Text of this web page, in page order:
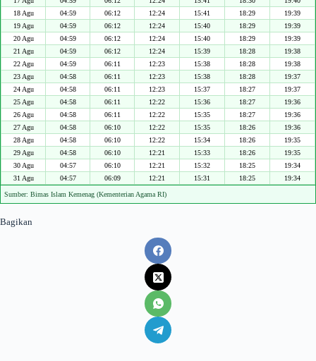
18 Agu
04:59 06:12 12:24 15:41 18:29
19:39
19 Agu
04:59 06:12 12:24 15:40 18:29
19:39
20 Agu
04:59 06:12 12:24 15:40 18:29
19:39
21 Agu
04:59 06:12 12:24 15:39 18:28
19:38
22 Agu
04:59 06:11 12:23 15:38 18:28
19:38
23 Agu
04:58 06:11 12:23 15:38 18:28
19:37
24 Agu
04:58 06:11 12:23 15:37 18:27
19:37
25 Agu
04:58 06:11 12:22 15:36 18:27
19:36
26 Agu
04:58 06:11 12:22 15:35 18:27
19:36
27 Agu
04:58 06:10 12:22 15:35 18:26
19:36
28 Agu
04:58 06:10 12:22 15:34 18:26
19:35
29 Agu
04:58 06:10 12:21 15:33 18:26
19:35
30 Agu
04:57 06:10 12:21 15:32 18:25
19:34
31 Agu
04:57 06:09 12:21 15:31 18:25 19:34
Sumber: Bimas Islam Kemenag (Kementerian Agama RI)
Bagikan